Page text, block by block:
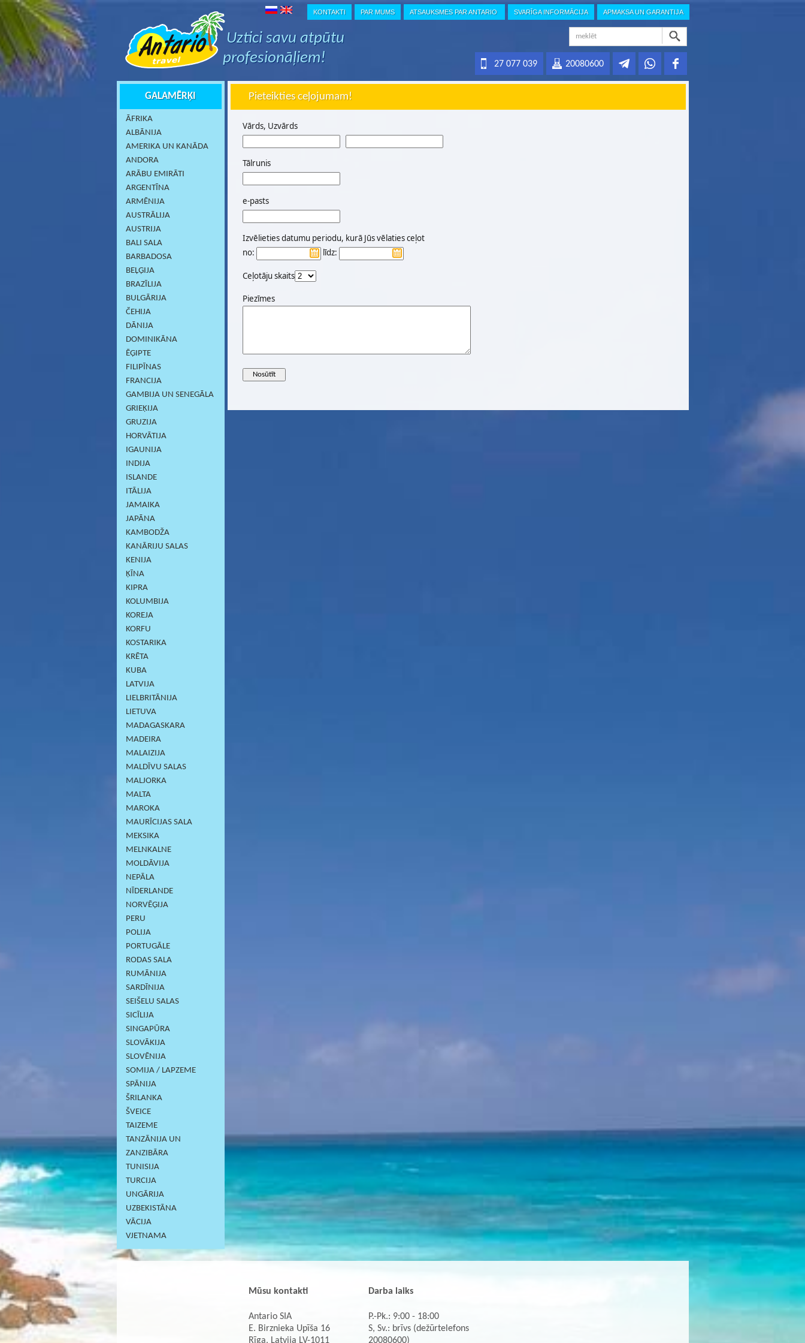
KONTAKTI PAR MUMS ATSAUKSMES PAR ANTARIO SVARĪGA INFORMĀCIJA APMAKSA UN GARANTIJA
Uztici savu atpūtu
profesionāļiem!
20080600
27 077 039
GALAMĒRĶI
ĀFRIKA
ALBĀNIJA
AMERIKA UN KANĀDA
ANDORA
ARĀBU EMIRĀTI
ARGENTĪNA
ARMĒNIJA
AUSTRĀLIJA
AUSTRIJA
BALI SALA
BARBADOSA
BEĻĢIJA
BRAZĪLIJA
BULGĀRIJA
ČEHIJA
DĀNIJA
DOMINIKĀNA
ĒĢIPTE
FILIPĪNAS
FRANCIJA
GAMBIJA UN SENEGĀLA
GRIEĶIJA
GRUZIJA
HORVĀTIJA
IGAUNIJA
INDIJA
ISLANDE
ITĀLIJA
JAMAIKA
JAPĀNA
KAMBODŽA
KANĀRIJU SALAS
KENIJA
ĶĪNA
KIPRA
KOLUMBIJA
KOREJA
KORFU
KOSTARIKA
KRĒTA
KUBA
LATVIJA
LIELBRITĀNIJA
LIETUVA
MADAGASKARA
MADEIRA
MALAIZIJA
MALDĪVU SALAS
MALJORKA
MALTA
MAROKA
MAURĪCIJAS SALA
MEKSIKA
MELNKALNE
MOLDĀVIJA
NEPĀLA
NĪDERLANDE
NORVĒĢIJA
PERU
POLIJA
PORTUGĀLE
RODAS SALA
RUMĀNIJA
SARDĪNIJА
SEIŠELU SALAS
SICĪLIJA
SINGAPŪRA
SLOVĀKIJA
SLOVĒNIJA
SOMIJA / LAPZEME
SPĀNIJA
ŠRILANKA
ŠVEICE
TAIZEME
TANZĀNIJA UN
ZANZIBĀRA
TUNISIJA
TURCIJA
UNGĀRIJA
UZBEKISTĀNA
VĀCIJA
VJETNAMA
Pieteikties ceļojumam!
Vārds, Uzvārds
Tālrunis
e-pasts
Izvēlieties datumu periodu, kurā Jūs vēlaties ceļot
no:
līdz:
Ceļotāju skaits
Piezīmes
Mūsu kontakti
Antario SIA
E. Birznieka Upīša 16
Rīga, Latvija LV-1011
Darba laiks
P.-Pk.: 9:00 - 18:00
S, Sv.: brīvs (dežūrtelefons
20080600)